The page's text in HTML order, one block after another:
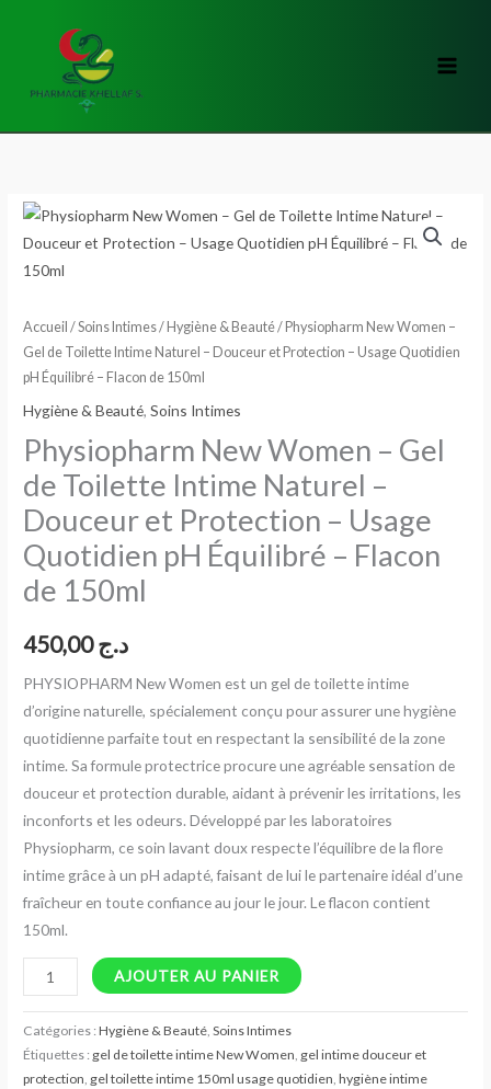
Accueil /Soins Intimes/Hygiène & Beauté/ Physiopharm New Women –
Gel de Toilette Intime Naturel – Douceur et Protection – Usage Quotidien
pH Équilibré – Flacon de 150ml
Hygiène & Beauté,Soins Intimes
Physiopharm New Women – Gel
de Toilette Intime Naturel –
Douceur et Protection – Usage
Quotidien pH Équilibré – Flacon
de 150ml
د.ج450,00
PHYSIOPHARM New Women est un gel de toilette intime
d’origine naturelle, spécialement conçu pour assurer une hygiène
quotidienne parfaite tout en respectant la sensibilité de la zone
intime. Sa formule protectrice procure une agréable sensation de
douceur et protection durable, aidant à prévenir les irritations, les
inconforts et les odeurs. Développé par les laboratoires
Physiopharm, ce soin lavant doux respecte l’équilibre de la flore
intime grâce à un pH adapté, faisant de lui le partenaire idéal d’une
fraîcheur en toute confiance au jour le jour. Le flacon contient
150ml.
quantité
de
Physiopharm
Women
–
Gel
de
Intime
Naturel
–
Douceur
et
Protection
Usage
Quotidien
pH
Équilibré
–
Flacon
de
150ml
AJOUTER AU PANIER
Catégories :Hygiène & Beauté,Soins Intimes
Étiquettes : gel de toilette intime New Women, gel intime douceur et
protection, gel toilette intime 150ml usage quotidien,hygiène intime